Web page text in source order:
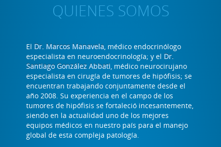
QUIENES SOMOS
El Dr. Marcos Manavela, médico endocrinólogo
especialista en neuroendocrinología; y el Dr.
Santiago González Abbati, médico neurocirujano
especialista en cirugía de tumores de hipófisis; se
encuentran trabajando conjuntamente desde el
año 2008. Su experiencia en el campo de los
tumores de hipófisis se fortaleció incesantemente,
siendo en la actualidad uno de los mejores
equipos médicos en nuestro país para el manejo
global de esta compleja patología.